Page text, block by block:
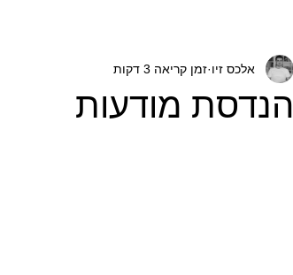
הנדסת מודעות
אלכס זיו זמן קריאה 3 דקות